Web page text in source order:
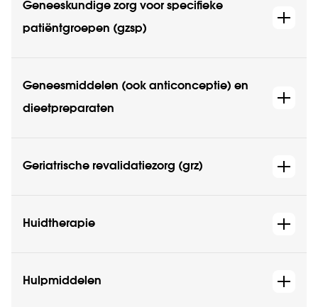
Geneeskundige zorg voor specifieke
patiëntgroepen (gzsp)
Geneesmiddelen (ook anticonceptie) en
dieetpreparaten
Geriatrische revalidatiezorg (grz)
Huidtherapie
Hulpmiddelen